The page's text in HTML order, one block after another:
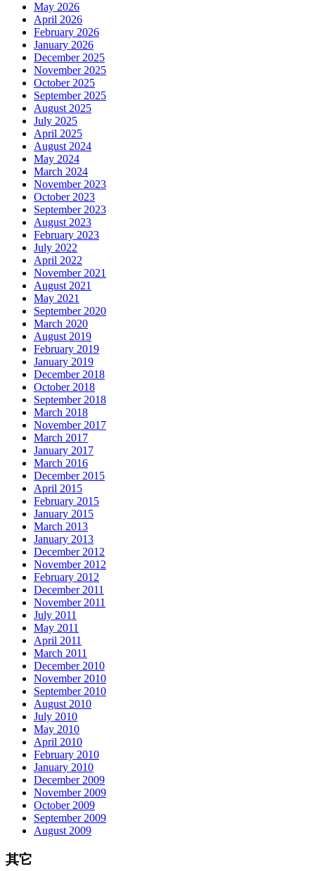
May 2026
April 2026
February 2026
January 2026
December 2025
November 2025
October 2025
September 2025
August 2025
July 2025
April 2025
August 2024
May 2024
March 2024
November 2023
October 2023
September 2023
August 2023
February 2023
July 2022
April 2022
November 2021
August 2021
May 2021
September 2020
March 2020
August 2019
February 2019
January 2019
December 2018
October 2018
September 2018
March 2018
November 2017
March 2017
January 2017
March 2016
December 2015
April 2015
February 2015
January 2015
March 2013
January 2013
December 2012
November 2012
February 2012
December 2011
November 2011
July 2011
May 2011
April 2011
March 2011
December 2010
November 2010
September 2010
August 2010
July 2010
May 2010
April 2010
February 2010
January 2010
December 2009
November 2009
October 2009
September 2009
August 2009
其它